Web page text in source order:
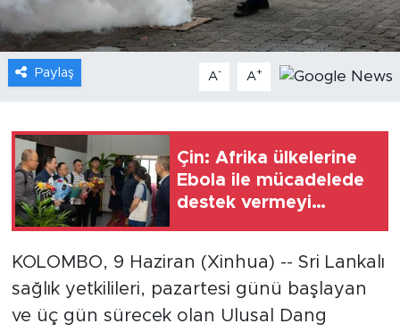
Paylaş A- A+
Çin: Afrika ülkelerine
Ebola ile mücadelede
destek vermeyi
KOLOMBO, 9 Haziran (Xinhua) -- Sri Lankalı
sağlık yetkilileri, pazartesi günü başlayan
ve üç gün sürecek olan Ulusal Dang
Foto Haber
Xinhua Türkiye
Seyahat